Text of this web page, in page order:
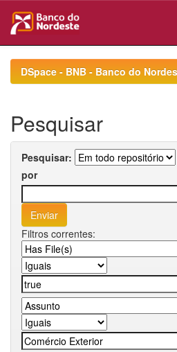
navigationDSpace - BNB - Banco do
Pesquisar
Pesquisar:
por
Filtros correntes: